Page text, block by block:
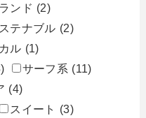
ンド (2)
テナブル (2)
ル (1)
サーフ系 (11)
(4)
スイート
(3)